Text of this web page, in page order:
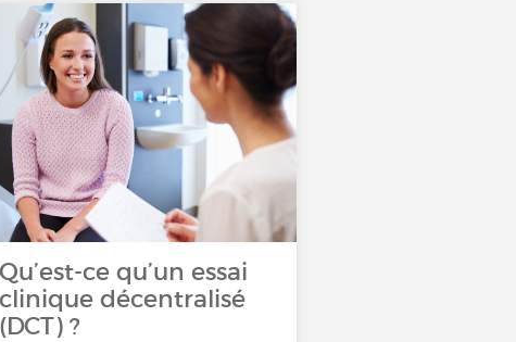
Qu’est-ce qu’un essai
clinique décentralisé
(DCT) ?